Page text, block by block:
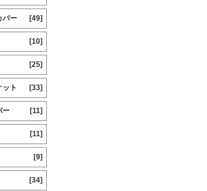
バー [49]
[10]
[25]
ット [33]
ー [11]
[11]
[9]
[34]